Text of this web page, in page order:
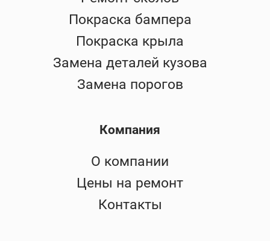
Покраска бампера
Покраска крыла
Замена деталей кузова
Замена порогов
Компания
О компании
Цены на ремонт
Контакты